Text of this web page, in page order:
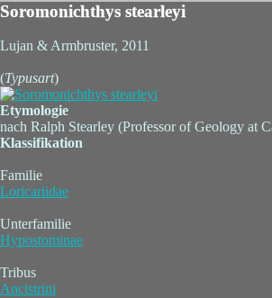
Soromonichthys stearleyi
Lujan & Armbruster, 2011
(Typusart)
Etymologie
nach Ralph Stearley (Professor of Geology at
Klassifikation
Familie
Loricariidae
Unterfamilie
Hypostominae
Tribus
Ancistrini